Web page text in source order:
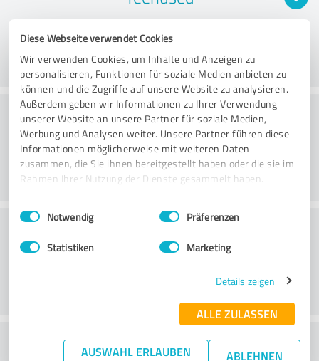
Diese Webseite verwendet Cookies
Wir verwenden Cookies, um Inhalte und Anzeigen zu
personalisieren, Funktionen für soziale Medien anbieten zu
können und die Zugriffe auf unsere Website zu analysieren.
Außerdem geben wir Informationen zu Ihrer Verwendung
unserer Website an unsere Partner für soziale Medien,
Werbung und Analysen weiter. Unsere Partner führen diese
Informationen möglicherweise mit weiteren Daten
zusammen, die Sie ihnen bereitgestellt haben oder die sie im
Rahmen Ihrer Nutzung der Dienste gesammelt haben.
Impressum Datenschutzbestimmungen
Einwilligungsauswahl
Notwendig Präferenzen
Statistiken Marketing
Details zeigen
ALLE ZULASSEN
AUSWAHL ERLAUBEN ABLEHNEN
Töötlemine
Klienditeenindus
What do you think of the price to